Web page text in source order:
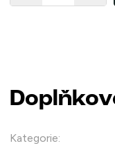
Kategorie: